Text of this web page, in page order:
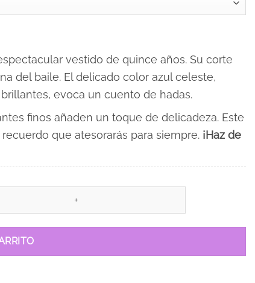
vestido de quince años. Su corte
del baile. El delicado color azul celeste,
evoca un cuento de hadas.
finos añaden un toque de delicadeza. Este
que atesorarás para siempre. ¡Haz de